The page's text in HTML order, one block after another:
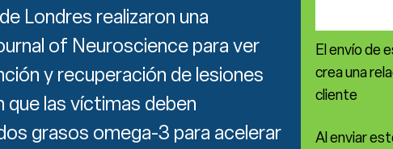
Londres realizaron una
of Neuroscience para ver
y recuperación de lesiones
las víctimas deben
grasos omega-3 para acelerar
El envío de
crea una
cliente
Al enviar